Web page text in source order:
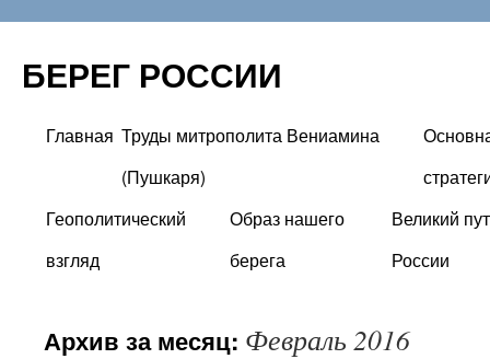
БЕРЕГ РОССИИ
Перейти
содержимому
Главная Труды митрополита Вениамина
(Пушкаря)
Геополитический
взгляд
Образ нашего
берега
Великий
России
Архив за месяц: Февраль 2016